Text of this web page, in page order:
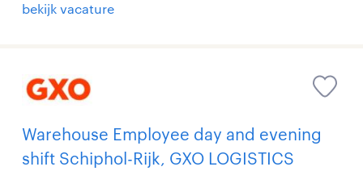
bekijk vacature
Warehouse Employee day and evening
shift Schiphol-Rijk, GXO LOGISTICS